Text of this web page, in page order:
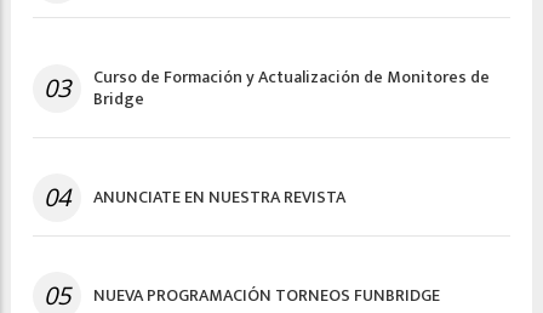
03 Curso de Formación y Actualización de Monitores de
Bridge
04 ANUNCIATE EN NUESTRA REVISTA
05 NUEVA PROGRAMACIÓN TORNEOS FUNBRIDGE